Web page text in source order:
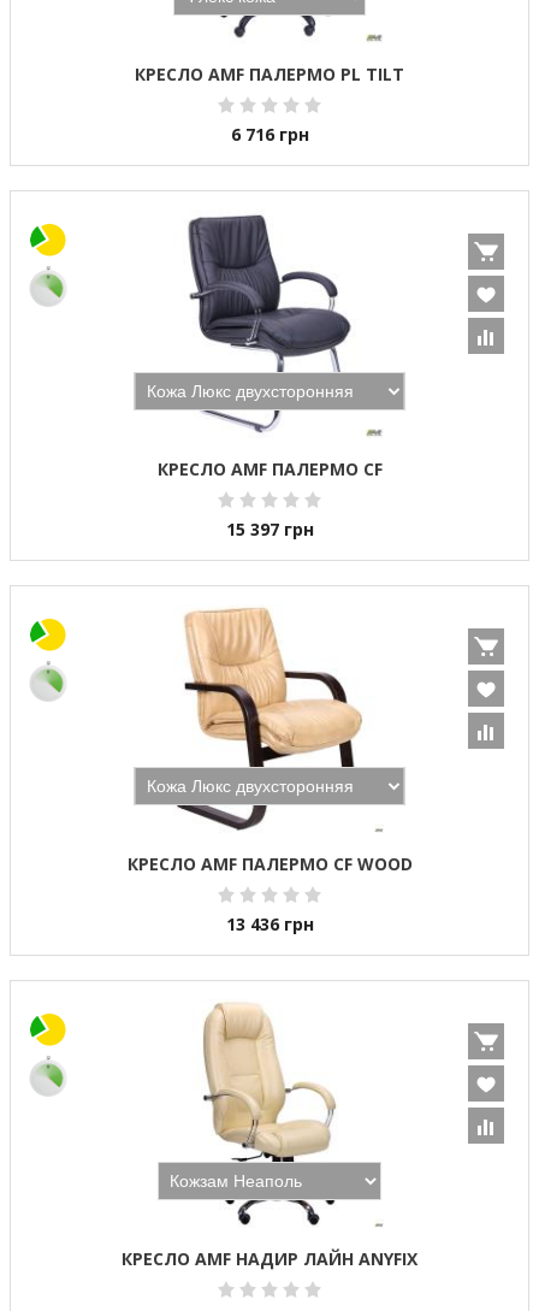
КРЕСЛО AMF ПАЛЕРМО PL TILT
6 716 грн
КРЕСЛО AMF ПАЛЕРМО CF
15 397 грн
КРЕСЛО AMF ПАЛЕРМО CF WOOD
13 436 грн
КРЕСЛО AMF НАДИР ЛАЙН ANYFIX